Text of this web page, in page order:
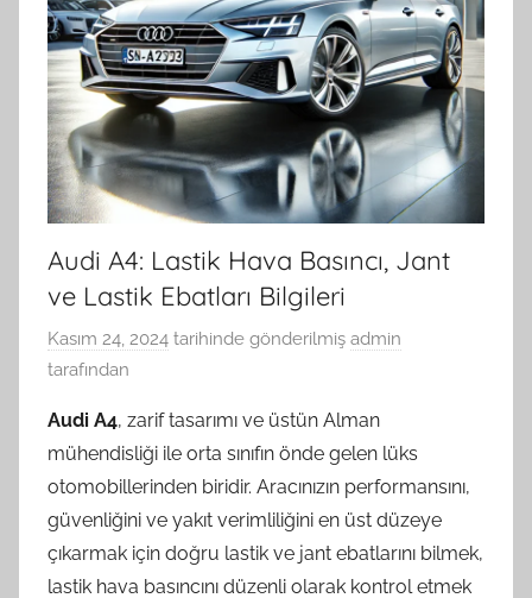
Audi A4: Lastik Hava Basıncı, Jant
ve Lastik Ebatları Bilgileri
Kasım 24, 2024 tarihinde gönderilmiş admin
tarafından
Audi A4, zarif tasarımı ve üstün Alman
mühendisliği ile orta sınıfın önde gelen lüks
otomobillerinden biridir. Aracınızın performansını,
güvenliğini ve yakıt verimliliğini en üst düzeye
çıkarmak için doğru lastik ve jant ebatlarını bilmek,
lastik hava basıncını düzenli olarak kontrol etmek